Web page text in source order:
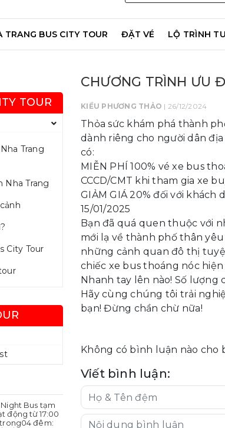
TRANG BUS CITY TOUR ĐẶT VÉ LỘ TRÌNH
TOUR
Trang
Nha Trang
City Tour
Bus tạm
động từ 17:00
đêm:
CHƯƠNG TRÌNH ƯU
KIỀU PHƯƠNG THẢO | 26/12/2024
Thỏa sức khám phá thành
dành riêng cho người dân
có:
MIỄN PHÍ 100% vé xe bus
CCCD/CMT khi tham gia xe
GIẢM GIÁ 20% đối với
15/01/2025
Bạn đã quá quen thuộc với
mới lạ về thành phố thân
những cảnh quan đô thị
chiếc xe bus thoáng nóc
Nhanh tay lên nào! Số lượng
Hãy cùng chúng tôi trải
bạn! Đừng chần chừ nữa!
Không có bình luận nào cho
Viết bình luận: